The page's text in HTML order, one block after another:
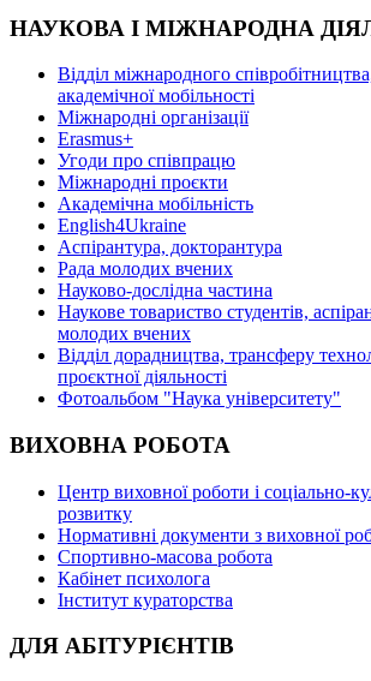
НАУКОВА І МІЖНАРОДНА
Відділ міжнародного
академічної мобільності
Міжнародні організації
Erasmus+
Угоди про співпрацю
Міжнародні проєкти
Академічна мобільність
English4Ukraine
Аспірантура, докторантура
Рада молодих вчених
Науково-дослідна частина
Наукове товариство студентів,
молодих вчених
Відділ дорадництва, трансферу
проєктної діяльності
Фотоальбом "Наука університету"
ВИХОВНА РОБОТА
Центр виховної роботи і соціально-
розвитку
Нормативні документи з виховної
Спортивно-масова робота
Кабінет психолога
Інститут кураторства
ДЛЯ АБІТУРІЄНТІВ